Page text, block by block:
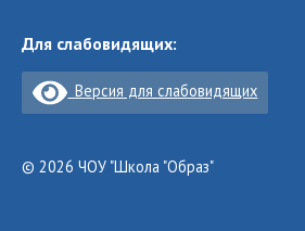
Для слабовидящих:
Версия для слабовидящих
© 2026 ЧОУ "Школа "Образ"